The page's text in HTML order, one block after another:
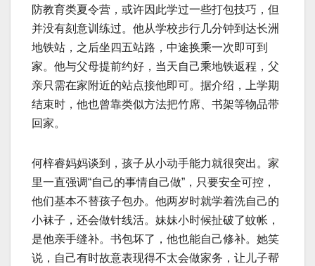
防教育类夏令营，或许因此学过一些打包技巧，但
并没有刻意训练过。他从学校步行几分钟到达长洲
地铁站，之后坐四五站路，中途换乘一次即可到
家。他与父母提前约好，当天自己乘地铁返程，父
亲只需在家附近的站点接他即可。据介绍，上学期
结束时，他也曾靠类似方法把竹席、书架等物品带
回家。
何梓睿妈妈谈到，孩子从小动手能力就很突出。家
里一直强调“自己的事情自己做”，只要安全可控，
他们基本不替孩子包办。他两岁时就学着洗自己的
小袜子，还会做针线活。妹妹小时候扯破了蚊帐，
是他亲手缝补。书包坏了，他也能自己修补。她笑
说，自己有时故意表现得不太会做家务，让儿子帮